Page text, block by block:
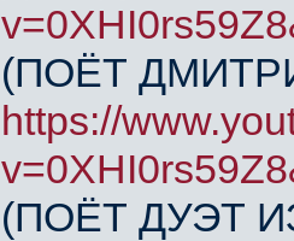
(ПОЁТ
https://
(ПОЁТ ДУЭТ